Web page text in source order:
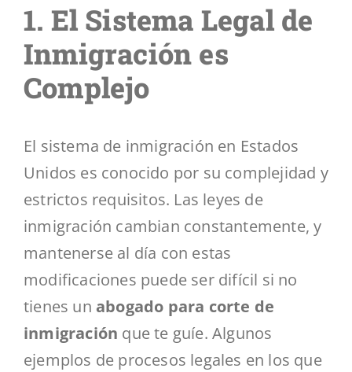
1. El Sistema Legal de
Inmigración es
Complejo
El sistema de inmigración en Estados
Unidos es conocido por su complejidad y
estrictos requisitos. Las leyes de
inmigración cambian constantemente, y
mantenerse al día con estas
modificaciones puede ser difícil si no
tienes un abogado para corte de
inmigración que te guíe. Algunos
ejemplos de procesos legales en los que